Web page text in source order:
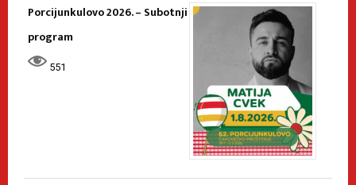
Porcijunkulovo 2026. – Subotnji
program
551